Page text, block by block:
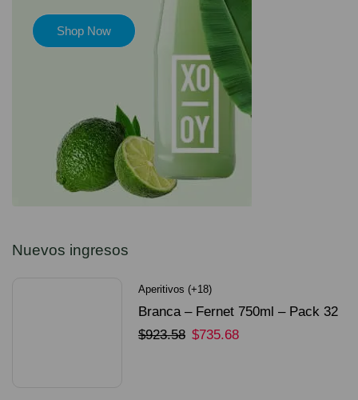
Shop Now
Nuevos ingresos
Aperitivos (+18)
Branca – Fernet 750ml – Pack 32
Unidades
$923.58 $735.68